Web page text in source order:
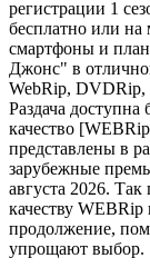
регистрации 1
бесплатно или
смартфоны и
Джонс" в
WebRip,
Раздача
качество
представлены в
зарубежные
августа 2026.
качеству
продолжение,
упрощают выбор.